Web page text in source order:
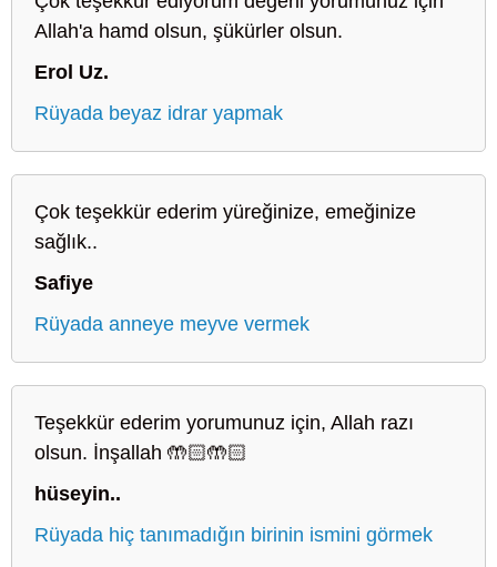
Allah'a hamd olsun, şükürler olsun.
Erol Uz.
Rüyada beyaz idrar yapmak
Çok teşekkür ederim yüreğinize, emeğinize
sağlık..
Safiye
Rüyada anneye meyve vermek
Teşekkür ederim yorumunuz için, Allah razı
olsun. İnşallah 🤲🏻🤲🏻
hüseyin..
Rüyada hiç tanımadığın birinin ismini görmek